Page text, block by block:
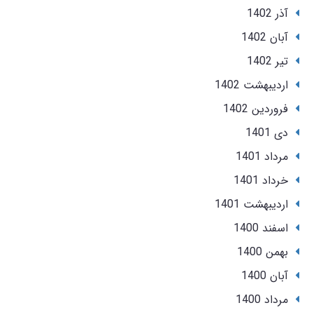
آذر 1402
آبان 1402
تير 1402
ارديبهشت 1402
فروردین 1402
دی 1401
مرداد 1401
خرداد 1401
ارديبهشت 1401
اسفند 1400
بهمن 1400
آبان 1400
مرداد 1400